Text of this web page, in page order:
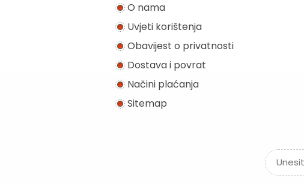
O nama
Uvjeti korištenja
Obavijest o privatnosti
Dostava i povrat
Načini plaćanja
Sitemap